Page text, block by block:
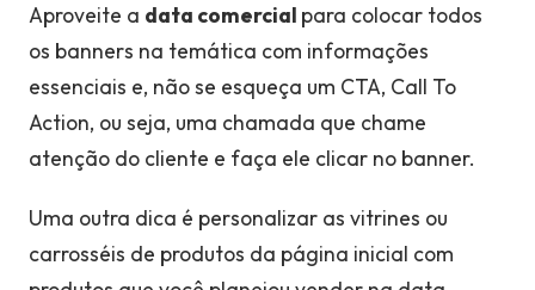
Aproveite a data comercial para colocar todos
os banners na temática com informações
essenciais e, não se esqueça um CTA, Call To
Action, ou seja, uma chamada que chame
atenção do cliente e faça ele clicar no banner.
Uma outra dica é personalizar as vitrines ou
carrosséis de produtos da página inicial com